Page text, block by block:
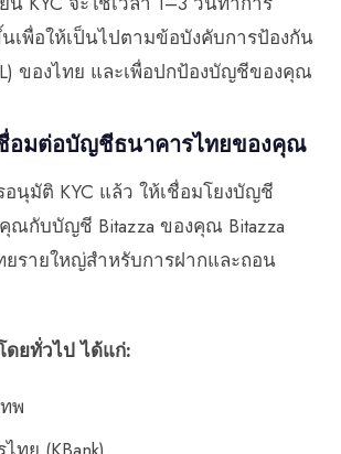
เพื่อให้เป็นไปตามข้อบังคับการป้องกัน
ของไทย และเพื่อปกป้องบัญชีของคุณ
อมต่อบัญชีธนาคารไทยของคุณ
นุมัติ KYC แล้ว ให้เชื่อมโยงบัญชี
ณกับบัญชี Bitazza ของคุณ Bitazza
ยรายใหญ่สำหรับการฝากและถอน
ดยทั่วไป ได้แก่:
พ